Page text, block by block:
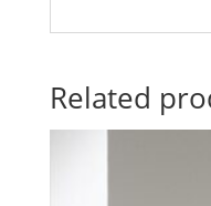
Related